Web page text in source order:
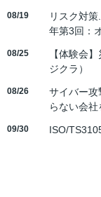
08/19
リスク対
年第3回：
08/25
【体験会
ジクラ）
08/26
サイバー攻
らない会社
09/30 ISO/